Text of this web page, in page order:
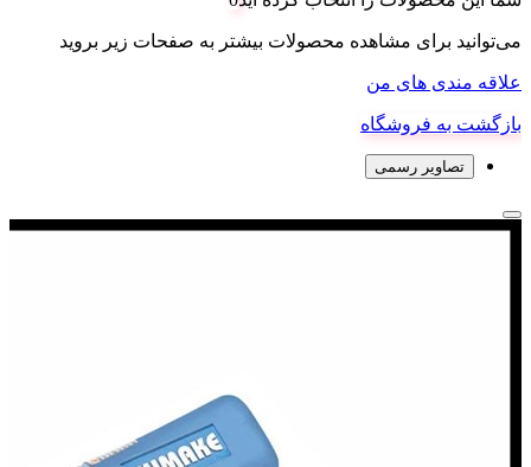
می‌توانید برای مشاهده محصولات بیشتر به صفحات زیر بروید
علاقه مندی های من
بازگشت به فروشگاه
تصاویر رسمی